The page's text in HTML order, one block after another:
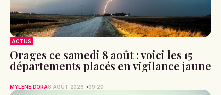
ACTUS
Orages ce samedi 8 août : voici les 15
départements placés en vigilance jaune
MYLÈNE DORA8 AOÛT 2026 09:20